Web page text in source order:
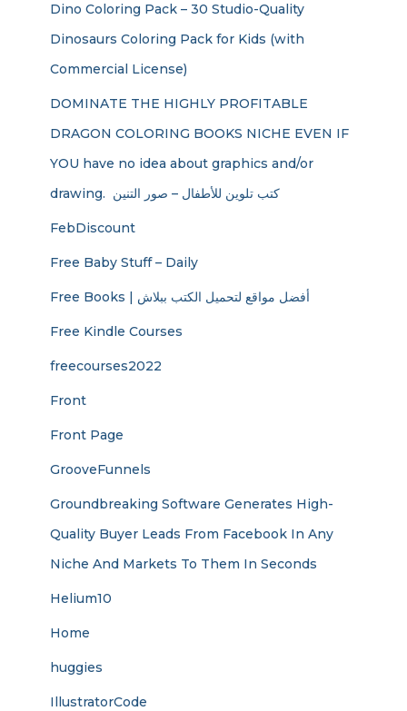
Dino Coloring Pack – 30 Studio-Quality
Dinosaurs Coloring Pack for Kids (with
Commercial License)
DOMINATE THE HIGHLY PROFITABLE
DRAGON COLORING BOOKS NICHE EVEN IF
YOU have no idea about graphics and/or
drawing. ​ كتب تلوين للأطفال – صور التنين
FebDiscount
Free Baby Stuff – Daily
Free Books | أفضل مواقع لتحميل الكتب ببلاش
Free Kindle Courses
freecourses2022
Front
Front Page
GrooveFunnels
Groundbreaking Software Generates High-
Quality Buyer Leads From Facebook In Any
Niche And Markets To Them In Seconds
Helium10
Home
huggies
IllustratorCode